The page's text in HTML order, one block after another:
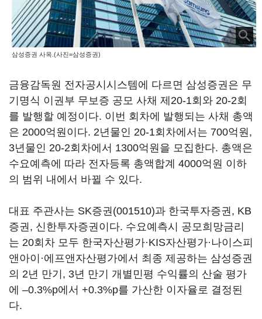
삼성증권 사옥.(사진=삼성증권)
금융감독원 전자공시시스템에 다르면 삼성증권은 무
기명식 이권부 무보증 공모 사채 제20-1회와 20-2회
를 발행할 예정이다. 이번 회차에 발행되는 사채 총액
은 2000억원이다. 2년물인 20-1회차에서는 700억원,
3년물인 20-2회차에서 1300억원을 모집한다. 총액은
수요예측에 따라 전자등록 총액합계 4000억원 이하
의 범위 내에서 바뀔 수 있다.
대표 주관사는 SK증권(001510)과 한국투자증권, KB
증권, 신한투자증권이다. 수요예측시 공모희망금리
는 20회차 모두 한국자산평가·KIS자산평가·나이스피
앤아이·에프앤자산평가에서 최종 제공하는 삼성증권
의 2년 만기, 3년 만기 개별민평 수익률의 산술 평가
에 –0.3%p에서 +0.3%p를 가산한 이자율로 결정된
다.